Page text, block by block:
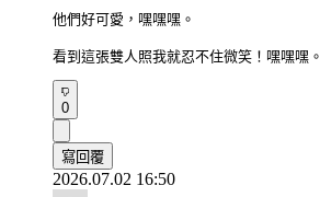
他們好可愛，嘿嘿嘿。
看到這張雙人照我就忍不住微笑！嘿嘿嘿。
0
寫回覆
2026.07.02 16:50